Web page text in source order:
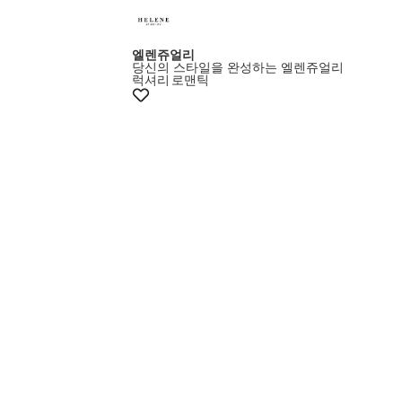
엘렌쥬얼리
당신의 스타일을 완성하는 엘렌쥬얼리
럭셔리 로맨틱